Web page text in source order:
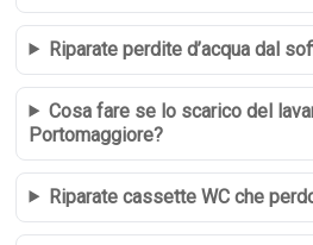
Riparate perdite d’acqua dal
Cosa fare se lo scarico del
Portomaggiore?
Riparate cassette WC che